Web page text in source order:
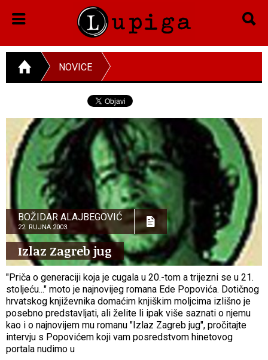
NOVICE
BOŽIDAR ALAJBEGOVIĆ
22. RUJNA 2003.
Izlaz Zagreb jug
"Priča o generaciji koja je cugala u 20.-tom a trijezni se u 21.
stoljeću..." moto je najnovijeg romana Ede Popovića. Dotičnog
hrvatskog književnika domaćim knjiškim moljcima izlišno je
posebno predstavljati, ali želite li ipak više saznati o njemu
kao i o najnovijem mu romanu "Izlaz Zagreb jug", pročitajte
intervju s Popovićem koji vam posredstvom hinetovog
portala nudimo u